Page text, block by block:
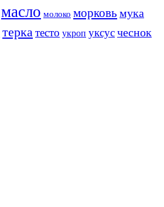
масло молоко морковь мука
терка тесто укроп уксусчеснок